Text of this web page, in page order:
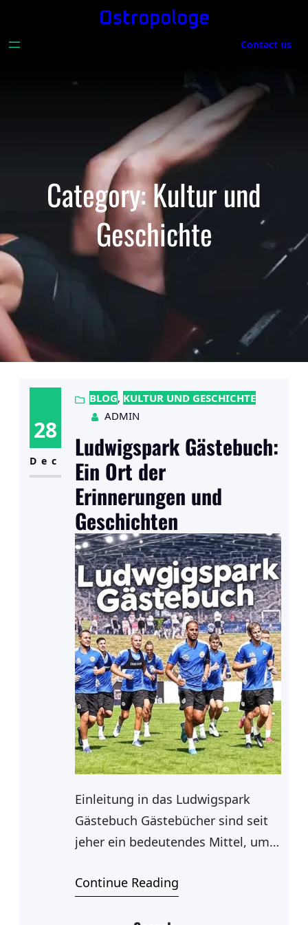
content
Ostropologe
Contact us
Category:Kultur und
Geschichte
28
Dec
BLOG, KULTUR UND GESCHICHTE
ADMIN
Ludwigspark Gästebuch:
Ein Ort der
Erinnerungen und
Geschichten
Einleitung in das Ludwigspark
Gästebuch Gästebücher sind seit
jeher ein bedeutendes Mittel, um
persönliche Geschichten zu
Continue Reading